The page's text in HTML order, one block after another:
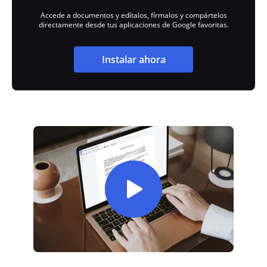
Accede a documentos y edítalos, fírmalos y compártelos
directamente desde tus aplicaciones de Google favoritas.
Instalar ahora